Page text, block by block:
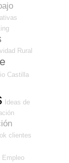
Rural
Castilla
Ideas de
clientes
Empleo